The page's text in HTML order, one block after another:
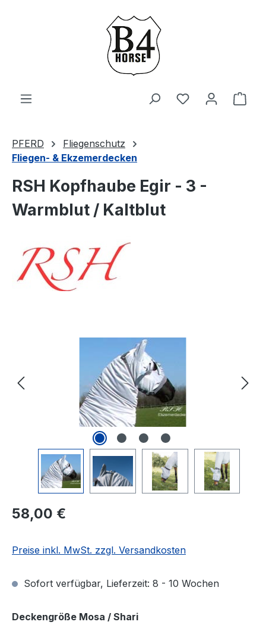
Zum Hauptinhalt springen
Du hast 0
PFERD
Fliegenschutz
Fliegen- & Ekzemerdecken
RSH Kopfhaube Egir - 3 -
Warmblut / Kaltblut
Regulärer Preis:
58,00 €
Preise inkl. MwSt. zzgl. Versandkosten
Sofort verfügbar, Lieferzeit: 8 - 10 Wochen
Deckengröße Mosa / Shariauswählen